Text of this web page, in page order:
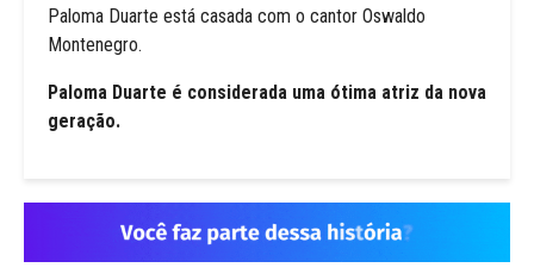
Paloma Duarte está casada com o cantor Oswaldo
Montenegro.
Paloma Duarte é considerada uma ótima atriz da nova
geração.